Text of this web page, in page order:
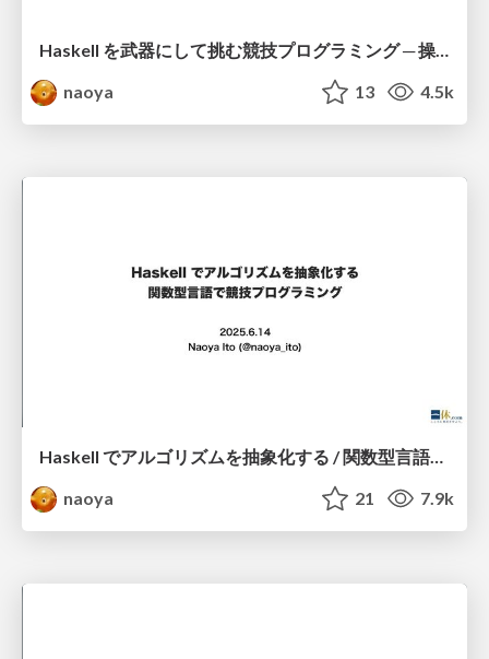
naoya
13 4.5k
Haskell でアルゴリズムを抽象化する / 関数型言語で競技プログラミング
naoya
21 7.9k